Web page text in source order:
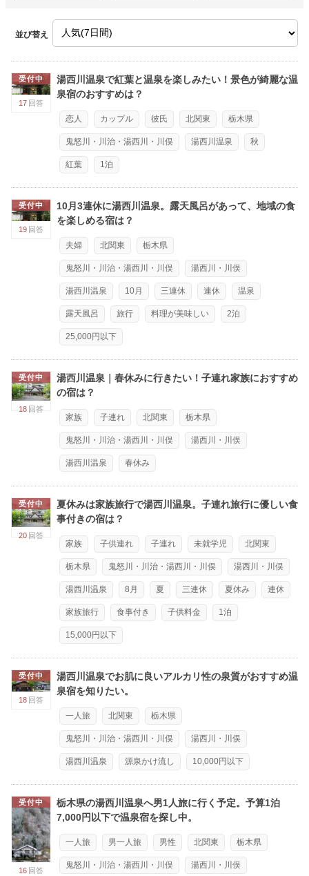
並び替え
受付中
17 回答
湯西川温泉で紅葉と温泉を楽しみたい！景色が綺麗な温
泉宿のおすすめは？
恋人 カップル 彼氏 北関東 栃木県
鬼怒川・川治・湯西川・川俣 湯西川温泉 秋
紅葉 1泊
受付中
19 回答
10月3連休に湯西川温泉。露天風呂があって、地域の食
を楽しめる宿は？
夫婦 北関東 栃木県
鬼怒川・川治・湯西川・川俣 湯西川・川俣
湯西川温泉 10月 三連休 連休 温泉
露天風呂 旅行 料理が美味しい 2泊
25,000円以下
受付中
18 回答
湯西川温泉｜春休みに行きたい！子連れ家族におすすめ
の宿は？
家族 子連れ 北関東 栃木県
鬼怒川・川治・湯西川・川俣 湯西川・川俣
湯西川温泉 春休み
受付中
20 回答
夏休みは家族旅行で湯西川温泉。子連れ旅行に優しい食
事付きの宿は？
家族 子供連れ 子連れ 未就学児 北関東
栃木県 鬼怒川・川治・湯西川・川俣 湯西川・川俣
湯西川温泉 8月 夏 三連休 夏休み 連休
家族旅行 食事付き 子供料金 1泊
15,000円以下
受付中
18 回答
湯西川温泉でお肌に良いアルカリ性の泉質がおすすめ温
泉宿を知りたい。
一人旅 北関東 栃木県
鬼怒川・川治・湯西川・川俣 湯西川・川俣
湯西川温泉 源泉かけ流し 10,000円以下
受付中
16 回答
栃木県の湯西川温泉へ男1人旅に行く予定。予算1泊
7,000円以下で温泉宿を探し中。
一人旅 男一人旅 男性 北関東 栃木県
鬼怒川・川治・湯西川・川俣 湯西川・川俣